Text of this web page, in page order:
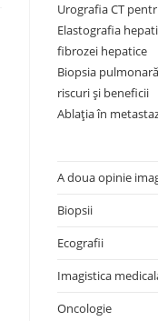
Urografia CT
Elastografia
fibrozei hepatice
Biopsia
riscuri și beneficii
Ablația în
A doua opinie
Biopsii
Ecografii
Imagistica
Oncologie